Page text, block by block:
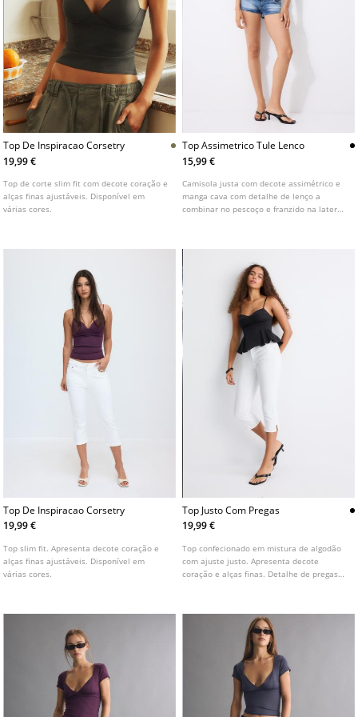
Top De Inspiracao Corsetry
19,99 €
Top de corte slim fit com decote coração e
alças finas ajustáveis. Disponível em
várias cores.
Top Assimetrico Tule Lenco
15,99 €
Camisola justa com decote assimétrico e
manga cava com detalhe de lenço a
combinar no pescoço e franzido na lateral.
Top De Inspiracao Corsetry
19,99 €
Top slim fit. Apresenta decote coração e
alças finas ajustáveis. Disponível em
várias cores.
Top Justo Com Pregas
19,99 €
Top confecionado em mistura de algodão
com ajuste justo. Apresenta decote
coração e alças finas. Detalhe de pregas